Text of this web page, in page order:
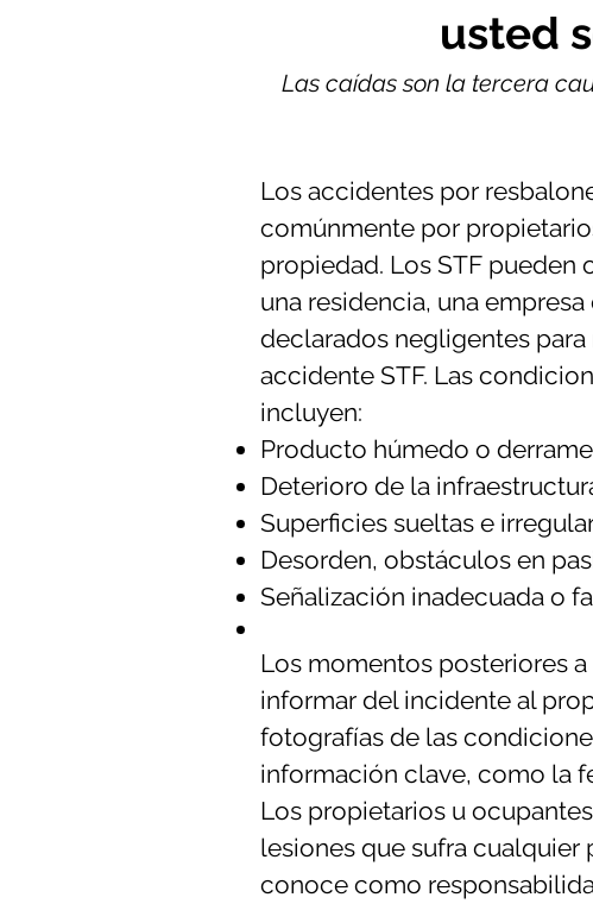
usted
Las caídas son la tercera
Los accidentes por
comúnmente por
propiedad. Los STF pueden
una residencia, una
declarados negligentes
accidente STF. Las
incluyen:
Producto húmedo o
Deterioro de la
Superficies sueltas e
Desorden, obstáculos en
Señalización inadecuada o
Los momentos posteriores
informar del incidente al
fotografías de las
información clave, como la
Los propietarios u
lesiones que sufra cualquier
conoce como